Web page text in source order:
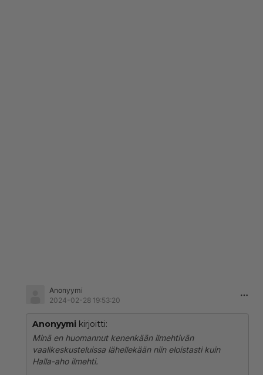
Anonyymi
2024-02-28 19:53:20
Anonyymi kirjoitti:
Minä en huomannut kenenkään ilmehtivän
vaalikeskusteluissa lähellekään niin eloistasti kuin
Halla-aho ilmehti.